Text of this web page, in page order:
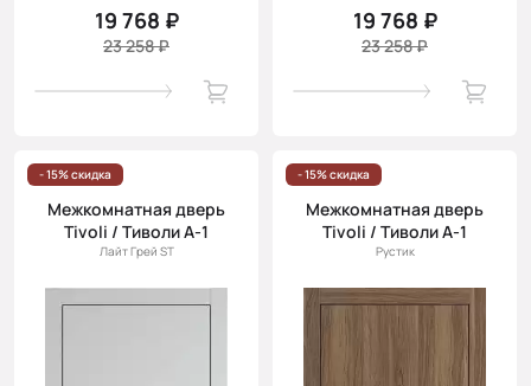
19 768 ₽
23 258 ₽
19 768 ₽
23 258 ₽
- 15% скидка
Межкомнатная дверь
Tivoli / Тиволи А-1
Лайт Грей ST
- 15% скидка
Межкомнатная дверь
Tivoli / Тиволи А-1
Рустик